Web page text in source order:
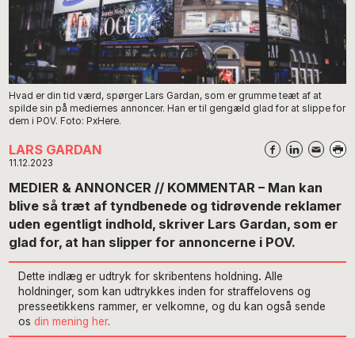
Hvad er din tid værd, spørger Lars Gardan, som er grumme teæt af at
spilde sin på mediernes annoncer. Han er til gengæld glad for at slippe for
dem i POV. Foto: PxHere.
LARS GARDAN
11.12.2023
MEDIER & ANNONCER // KOMMENTAR – Man kan
blive så træt af tyndbenede og tidrøvende reklamer
uden egentligt indhold, skriver Lars Gardan, som er
glad for, at han slipper for annoncerne i POV.
Dette indlæg er udtryk for skribentens holdning. Alle
holdninger, som kan udtrykkes inden for straffelovens og
presseetikkens rammer, er velkomne, og du kan også sende
osdin mening her.